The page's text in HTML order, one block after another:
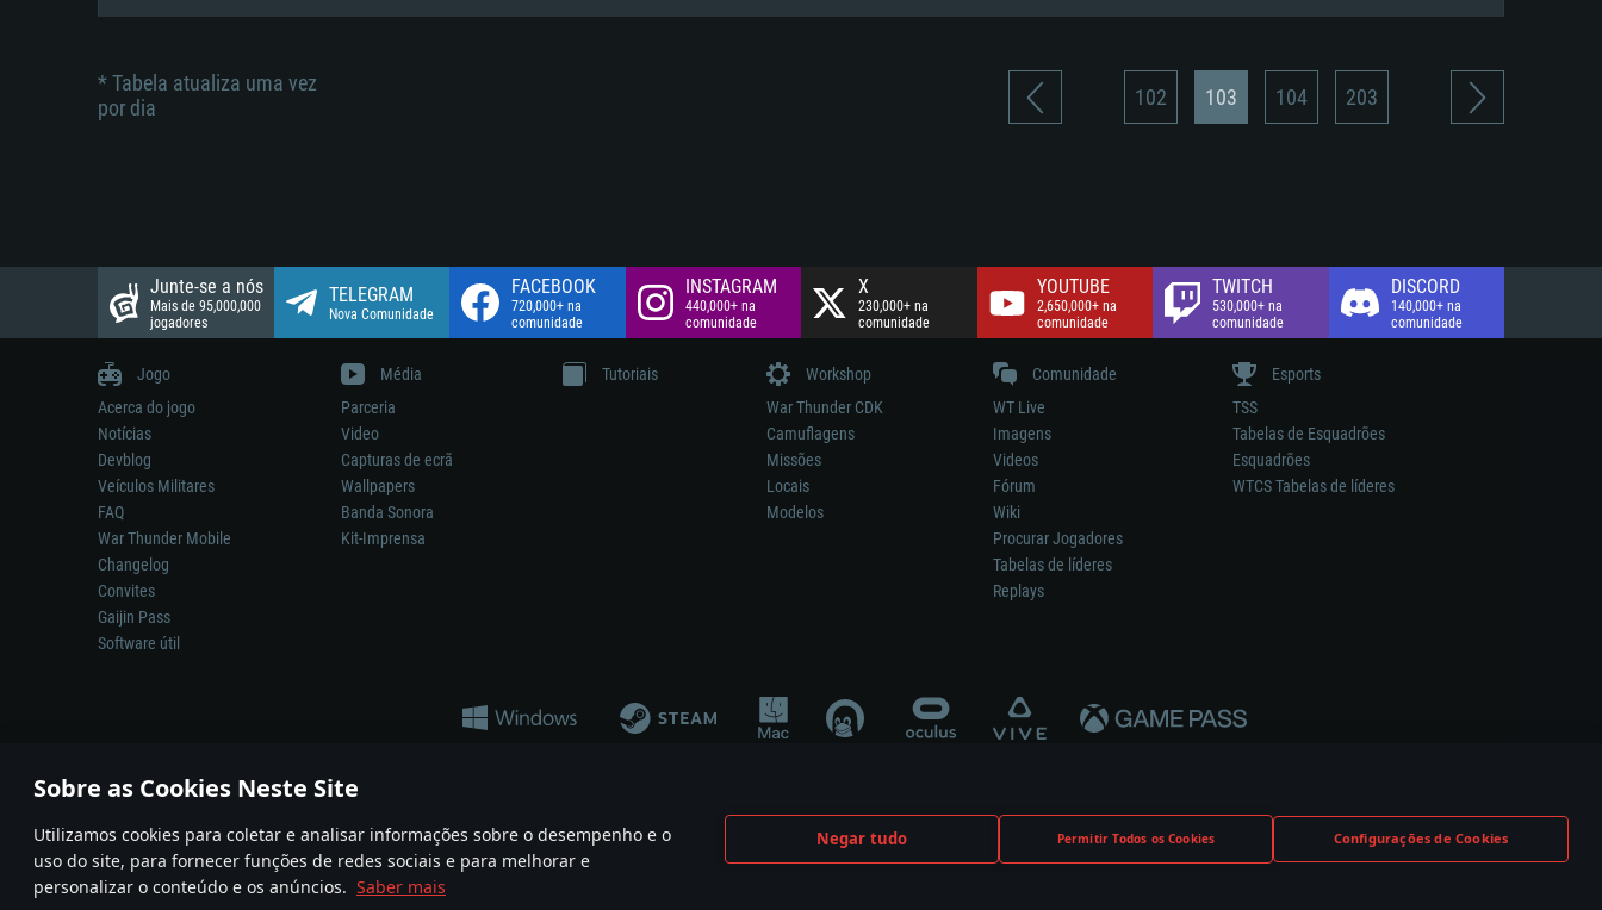
Sobre as Cookies Neste Site
Utilizamos cookies para coletar e analisar informações sobre o desempenho e o
uso do site, para fornecer funções de redes sociais e para melhorar e
personalizar o conteúdo e os anúncios. Saber mais
Negar tudo Permitir Todos os Cookies Configurações de Cookies
* Tabela atualiza uma vez
por dia
102 103 104 203
Junte-se a nós
Mais de 95,000,000
jogadores
TELEGRAM
Nova Comunidade
FACEBOOK
720,000+ na
comunidade
INSTAGRAM
440,000+ na
comunidade
X
230,000+ na
comunidade
YOUTUBE
2,650,000+ na
comunidade
TWITCH
530,000+ na
comunidade
DISCORD
140,000+ na
comunidade
Jogo
Acerca do jogo
Notícias
Devblog
Veículos Militares
FAQ
War Thunder Mobile
Changelog
Convites
Gaijin Pass
Software útil
Média
Parceria
Video
Capturas de ecrã
Wallpapers
Banda Sonora
Kit-Imprensa
Tutoriais
Workshop
War Thunder CDK
Camuflagens
Missões
Locais
Modelos
Comunidade
WT Live
Imagens
Videos
Fórum
Wiki
Procurar Jogadores
Tabelas de líderes
Replays
Esports
TSS
Tabelas de Esquadrões
Esquadrões
WTCS Tabelas de líderes
A reprodução de qualquer sistema de armas ou veículo neste jogo não significa participação no desenvolvimento, patrocínio ou aval do respetivo construtor.
© 2011—2026 Gaijin Games Kft. All trademarks, logos and brand names are the property of their respective owners.
Termos e condições Termos de Serviço